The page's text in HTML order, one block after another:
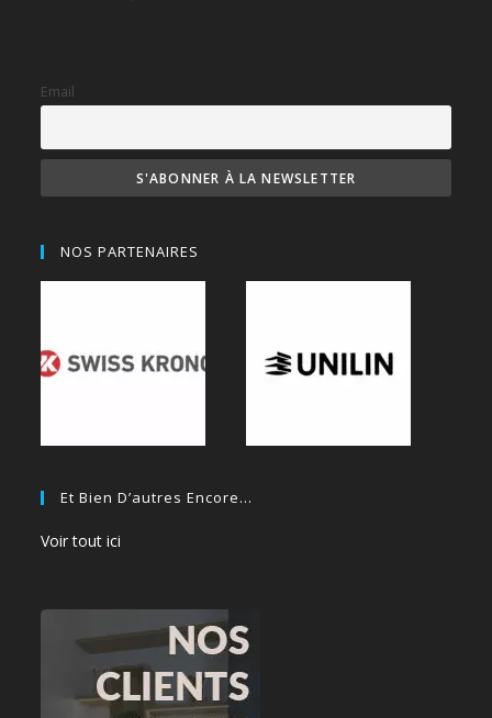
Email
NOS PARTENAIRES
Et Bien D’autres Encore…
Voir tout ici